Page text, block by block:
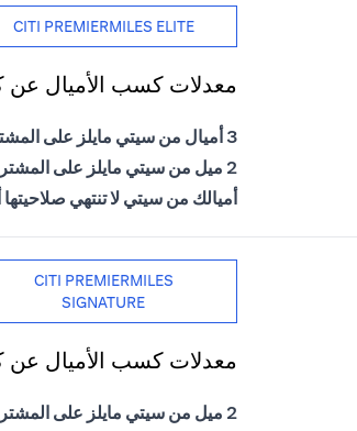
CITI PREMIERMILES ELITE
معدلات كسب الأميال عن كل 1 دولار أمريكي يتم
3 أميال من سيتي مايلز على المشتريات الدولية
2 ميل من سيتي مايلز على المشتريات المحلية
أميالك من سيتي لا تنتهي صلاحيتها
CITI PREMIERMILES
SIGNATURE
معدلات كسب الأميال عن كل 1 دولار أمريكي يتم
2 ميل من سيتي مايلز على المشتريات الدولية